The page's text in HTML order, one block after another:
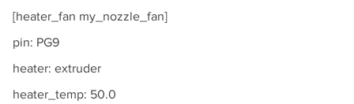
[heater_fan my_nozzle_fan]
pin: PG9
heater: extruder
heater_temp: 50.0